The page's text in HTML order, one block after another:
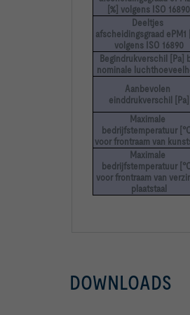
Gewicht m
[%] volgens ISO 16890
Deeltjes
afscheidingsgraad ePM1
volgens ISO 16890
Begindrukverschil [Pa]
nominale
Aanbevolen
einddrukverschil [Pa]
Maximale
bedrijfstemperatuur
voor frontraam van
Maximale
bedrijfstemperatuur
voor frontraam van
plaatstaal
DOWNLOADS